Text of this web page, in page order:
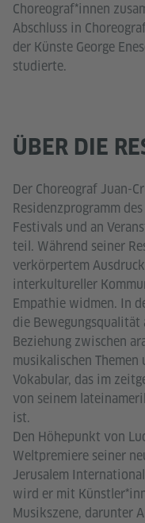
Choreograf*innen
Abschluss in
der Künste George
studierte.
ÜBER DIE
Der Choreograf Juan-
Residenzprogramm
Festivals und an
teil. Während seiner
verkörpertem
interkultureller
Empathie widmen. In
die
Beziehung zwischen
musikalischen
Vokabular, das im
von seinem
ist.
Den Höhepunkt von
Weltpremiere seiner
Jerusalem
wird er mit
Musikszene, darunter